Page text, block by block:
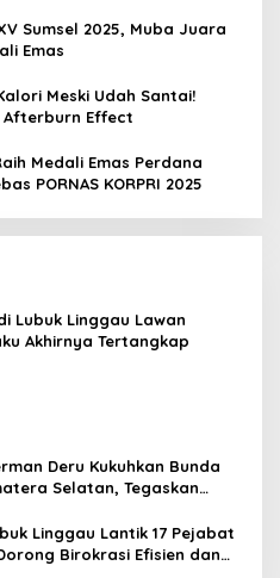
Sumsel 2025, Muba Juara
Emas
Meski Udah Santai!
Afterburn Effect
Medali Emas Perdana
PORNAS KORPRI 2025
Lubuk Linggau Lawan
Akhirnya Tertangkap
Deru Kukuhkan Bunda
Selatan, Tegaskan
Linggau Lantik 17 Pejabat
Birokrasi Efisien dan